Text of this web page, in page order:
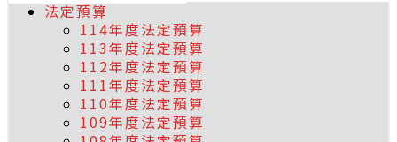
法定預算
114年度法定預算
113年度法定預算
112年度法定預算
111年度法定預算
110年度法定預算
109年度法定預算